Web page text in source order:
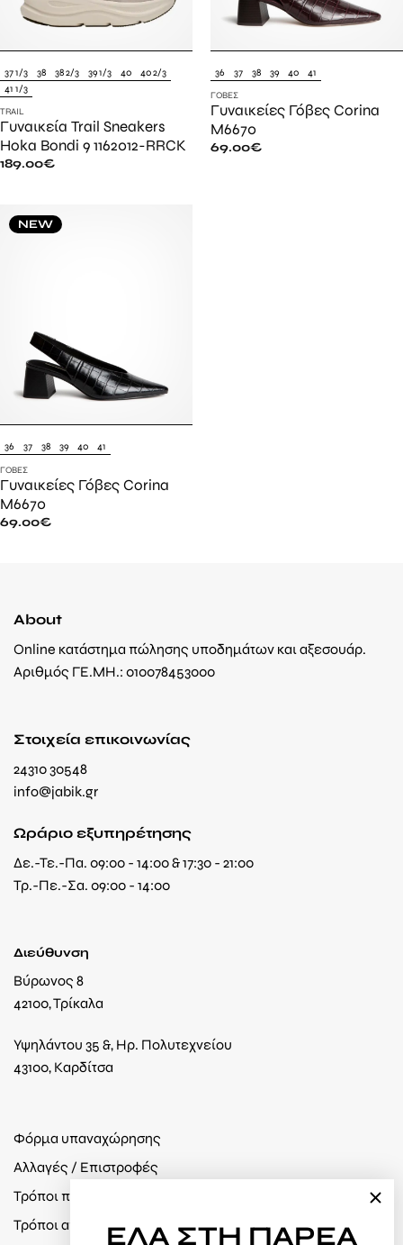
37 1/3 38 38 2/3 39 1/3 40
40 2/3
41 1/3
TRAIL
Γυναικεία Trail Sneakers
Hoka Bondi 9 1162012-RRCK
189.00€
36 37 38 39 40 41
ΓΌΒΕΣ
Γυναικείες Γόβες Corina
M6670
69.00€
NEW
36 37 38 39 40 41
ΓΌΒΕΣ
Γυναικείες Γόβες Corina
M6670
69.00€
About
Online κατάστημα πώλησης υποδημάτων και αξεσουάρ.
Αριθμός ΓΕ.ΜΗ.: 010078453000
Στοιχεία επικοινωνίας
24310 30548
info@jabik.gr
Ωράριο εξυπηρέτησης
Δε.-Τε.-Πα. 09:00 - 14:00 & 17:30 - 21:00
Τρ.-Πε.-Σα. 09:00 - 14:00
Διεύθυνση
Βύρωνος 8
42100, Τρίκαλα
Υψηλάντου 35 &, Ηρ. Πολυτεχνείου
43100, Καρδίτσα
Φόρμα υπαναχώρησης
Αλλαγές / Επιστροφές
Τρόποι πληρωμής
Τρόποι αποστολήςΕΛΑ ΣΤΗ ΠΑΡΕΑ